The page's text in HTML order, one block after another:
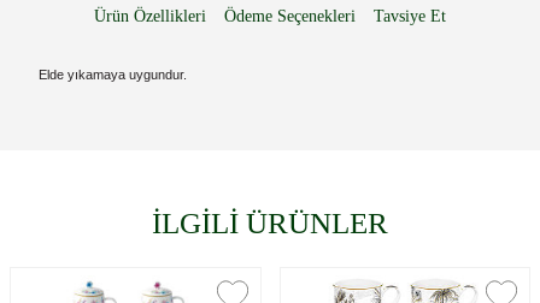
Ürün Özellikleri Ödeme Seçenekleri Tavsiye Et
Elde yıkamaya uygundur.
İLGİLİ ÜRÜNLER